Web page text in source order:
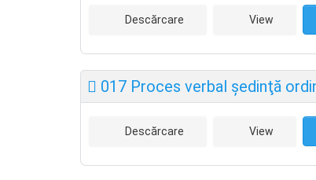
Descărcare View
017 Proces verbal şedinţă
Descărcare View